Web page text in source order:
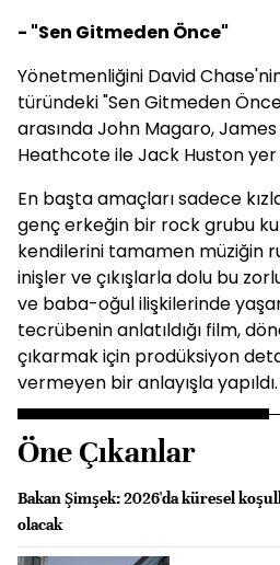
- "Sen Gitmeden Önce"
Yönetmenliğini David
türündeki "Sen Gitmeden
arasında John Magaro,
Heathcote ile Jack Huston yer
En başta amaçları sadece
genç erkeğin bir rock grubu
kendilerini tamamen müziğin
inişler ve çıkışlarla dolu bu
ve baba-oğul ilişkilerinde
tecrübenin anlatıldığı film,
çıkarmak için prodüksiyon
vermeyen bir anlayışla yapıldı.
Öne Çıkanlar
Bakan Şimşek: 2026'da küresel
olacak